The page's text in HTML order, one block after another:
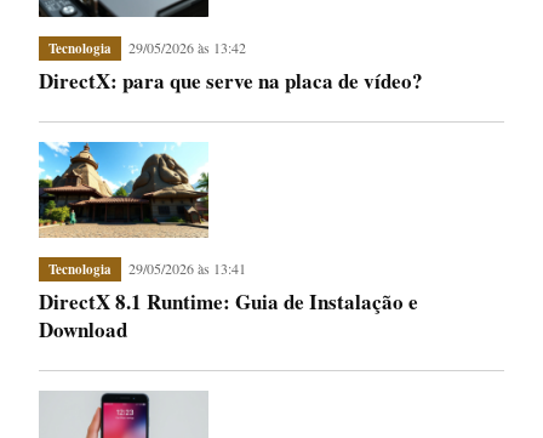
Tecnologia 29/05/2026 às 13:42
DirectX: para que serve na placa de vídeo?
Tecnologia 29/05/2026 às 13:41
DirectX 8.1 Runtime: Guia de Instalação e
Download